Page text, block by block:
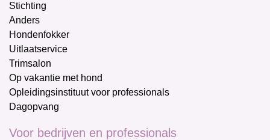
Stichting
Anders
Hondenfokker
Uitlaatservice
Trimsalon
Op vakantie met hond
Opleidingsinstituut voor professionals
Dagopvang
Voor bedrijven en professionals